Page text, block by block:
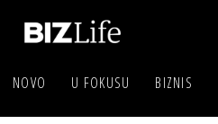
NOVO U FOKUSU BIZNIS